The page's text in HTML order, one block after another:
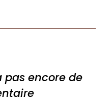
pas encore de